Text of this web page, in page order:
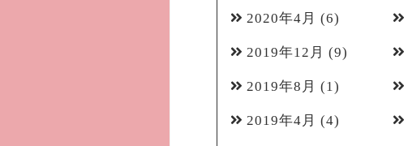
2020年4月 (6)
2019年12月 (9)
2019年8月 (1)
2019年4月 (4)